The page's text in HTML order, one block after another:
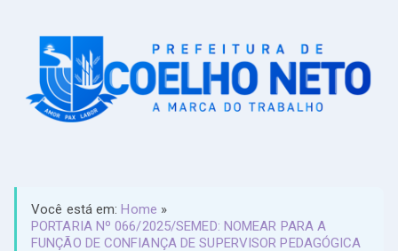
Você está em:Home »
PORTARIA Nº 066/2025/SEMED: NOMEAR PARA A
FUNÇÃO DE CONFIANÇA DE SUPERVISOR PEDAGÓGICA